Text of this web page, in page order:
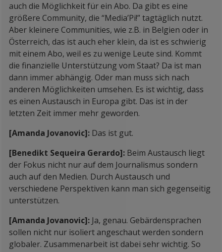
auch die Möglichkeit für ein Abo. Da gibt es eine
größere Community, die “Media’Pi!” tagtäglich nutzt.
Aber kleinere Communities, wie z.B. in Belgien oder in
Österreich, das ist auch eher klein, da ist es schwierig
mit einem Abo, weil es zu wenige Leute sind. Kommt
die finanzielle Unterstützung vom Staat? Da ist man
dann immer abhängig. Oder man muss sich nach
anderen Möglichkeiten umsehen. Es ist wichtig, dass
es einen Austausch in Europa gibt. Das ist in der
letzten Zeit immer mehr geworden.
[Amanda Jovanovic]: Das ist gut.
[Benedikt Sequeira Gerardo]: Beim Austausch liegt
der Fokus nicht nur auf dem Journalismus sondern
auch auf den Medien. Durch Austausch und
verschiedene Perspektiven kann man sich gegenseitig
unterstützen.
[Amanda Jovanovic]: Ja, genau. Gebärdensprachen
sollen nicht nur isoliert angeschaut werden sondern
globaler. Zusammenarbeit ist dabei sehr wichtig. So